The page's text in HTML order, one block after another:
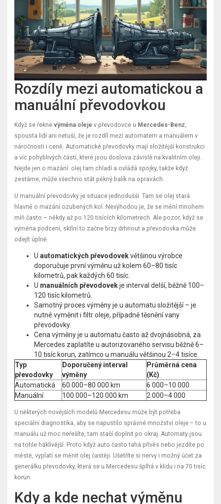
Rozdíly mezi automatickou a
manuální převodovkou
Když se řekne výměna oleje v převodovce u Mercedes-Benz
spousta lidí ani netuší, že je rozdíl mezi automatem a manuálem v
náročnosti i ceně. Automatické převodovky mají složitější konstrukci
a víc pohyblivých částí, které jsou doslova závislé na kvalitním oleji.
Nejde jen o mazání: olej tam chladí a ovládá spojky, takže když
zestárne, může všechno stát pěkný balík na opravách.
U manuální převodovky je situace jednodušší. Tam se olej stará
hlavně o mazání ozubených kol. Nevýhodou je, že se mění mnohem
míň často – někdy až po 120 tisících kilometrech. Ale pozor, když se
výměna podcení, skříní to začne brzy drhnout a převodovka může
odejít úplně.
U automatických převodovekvětšinou výrobce
doporučuje první výměnu už kolem 60–80 tisíc
kilometrů, pak každých 60 tisíc.
U manuálních převodovekje interval delší, běžně 100–
120 tisíc kilometrů.
Samotný proces výměny je u automatu složitější – je
nutné vyměnit i filtr oleje, případně těsnění vany
převodovky.
Cena výměny je u automatu často až dvojnásobná, za
Mercedes zaplatíte u autorizovaného servisu běžně 6–
10 tisíc korun, zatímco u manuálu většinou 2–4 tisíce.
Typ
převodovky
Doporučený interval
výměny
Průměrná cena
(Kč)
Automatická
60 000–80 000 km
6 000–10 000
Manuální
100 000–120 000 km 2 000–4 000
U některých novějších modelů Mercedesu může být potřeba
speciální diagnostika, aby se napustilo správné množství oleje – to u
manuálu už moc neřešíte, tam stačí doplnit po okraj. Automaty jsou
na tohle háklivější. Proto když auto často tahá přívěs nebo jezdíte po
městě, vyplatí se měnit olej častěji. Ušetříte si nervy i možný účet za
generálku převodovky, která se u Mercedesu šplhá v klidu i na 70 tisíc
korun.
Kdy a kde nechat výměnu